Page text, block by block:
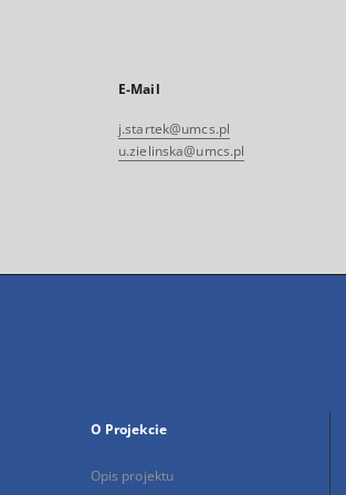
E-Mail
j.startek@umcs.pl
u.zielinska@umcs.pl
O Projekcie
Opis projektu